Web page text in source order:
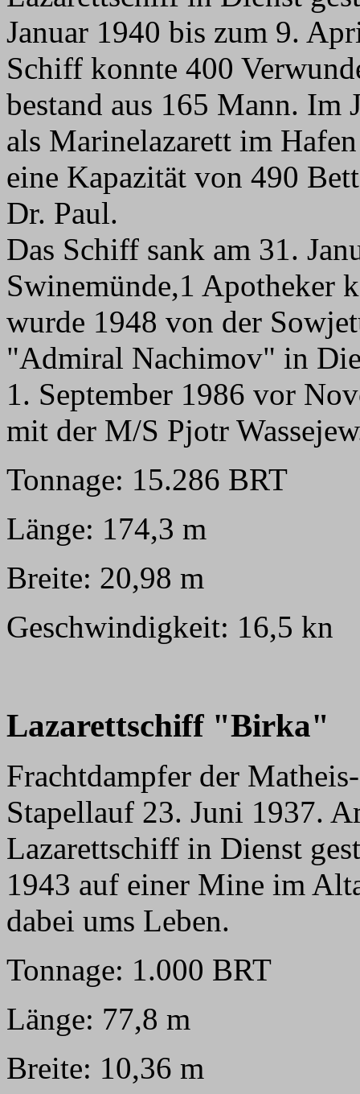
Januar 1940 bis zum 9.
Schiff konnte 400
bestand aus 165 Mann. Im
als Marinelazarett im
eine Kapazität von 490
Dr. Paul.
Das Schiff sank am 31.
Swinemünde,1 Apotheker
wurde 1948 von der
"Admiral Nachimov" in
1. September 1986 vor
mit der M/S Pjotr
Tonnage: 15.286 BRT
Länge: 174,3 m
Breite: 20,98 m
Geschwindigkeit: 16,5 kn
Lazarettschiff "Birka"
Frachtdampfer der
Stapellauf 23. Juni 1937.
Lazarettschiff in Dienst
1943 auf einer Mine im
dabei ums Leben.
Tonnage: 1.000 BRT
Länge: 77,8 m
Breite: 10,36 m